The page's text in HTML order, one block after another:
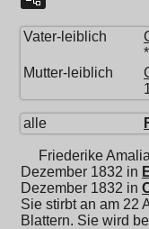
Vater-leiblich
Mutter-leiblich
alle
Friederike Amalia
Dezember 1832 in
Dezember 1832 in
Sie stirbt an am 22
Blattern. Sie wird